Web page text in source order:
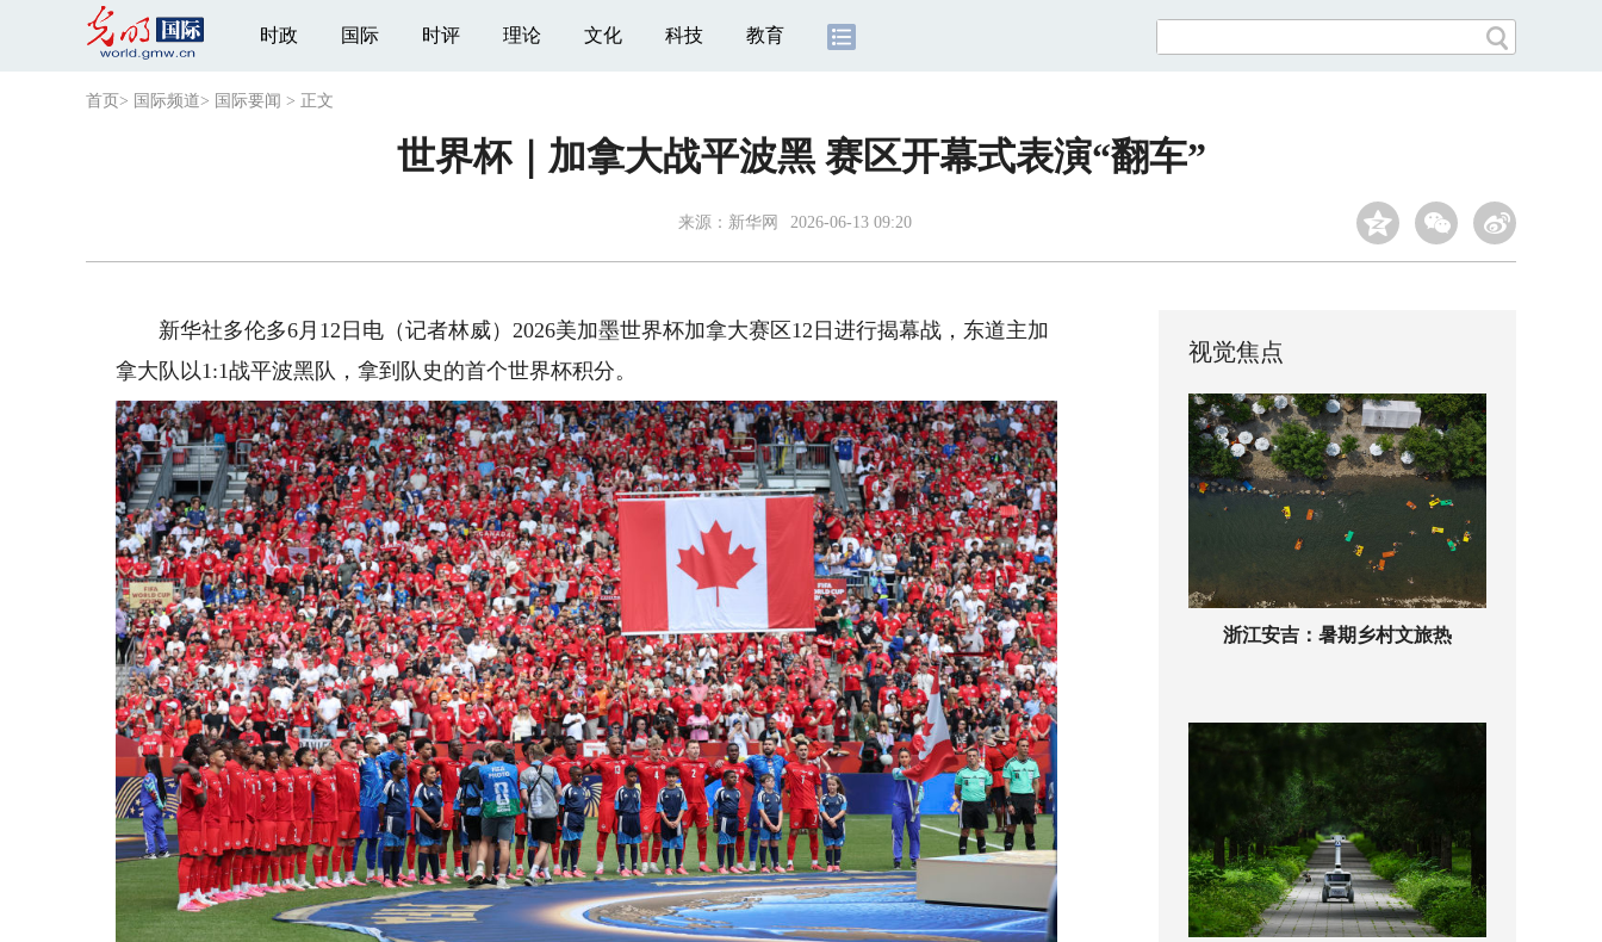
时政 国际 时评 理论 文化 科技 教育
首页 > 国际频道> 国际要闻 > 正文
世界杯｜加拿大战平波黑 赛区开幕式表演“翻车”
来源： 新华网 2026-06-13 09:20
新华社多伦多6月12日电（记者林威）2026美加墨世界杯加拿大赛区12日进行揭幕战，东道主加
拿大队以1:1战平波黑队，拿到队史的首个世界杯积分。
视觉焦点
浙江安吉：暑期乡村文旅热